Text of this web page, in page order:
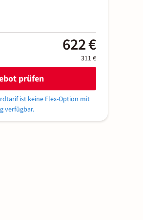
622 €
311 €
prüfen
ist keine Flex-Option mit
verfügbar.